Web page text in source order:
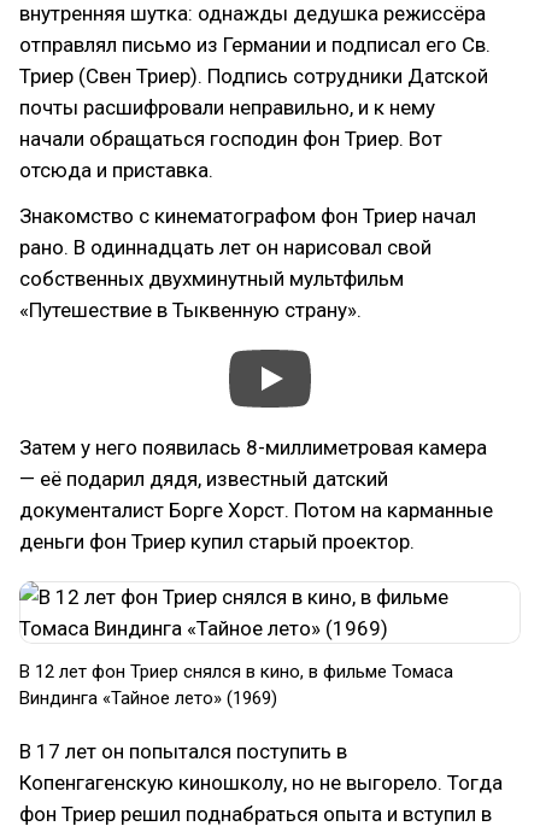
внутренняя шутка: однажды дедушка режиссёра
отправлял письмо из Германии и подписал его Св.
Триер (Свен Триер). Подпись сотрудники Датской
почты расшифровали неправильно, и к нему
начали обращаться господин фон Триер. Вот
отсюда и приставка.
Знакомство с кинематографом фон Триер начал
рано. В одиннадцать лет он нарисовал свой
собственных двухминутный мультфильм
«Путешествие в Тыквенную страну».
Затем у него появилась 8-миллиметровая камера
— её подарил дядя, известный датский
документалист Борге Хорст. Потом на карманные
деньги фон Триер купил старый проектор.
В 12 лет фон Триер снялся в кино, в фильме Томаса
Виндинга «Тайное лето» (1969)
В 17 лет он попытался поступить в
Копенгагенскую киношколу, но не выгорело. Тогда
фон Триер решил поднабраться опыта и вступил в